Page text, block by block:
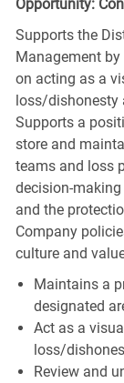
Opportunity:
Supports the
Management
on acting as a
loss/dishonesty
Supports a
store and
teams and loss
decision-
and the
Company
culture and
Maintains a
designated
Act as a
loss/
Review and